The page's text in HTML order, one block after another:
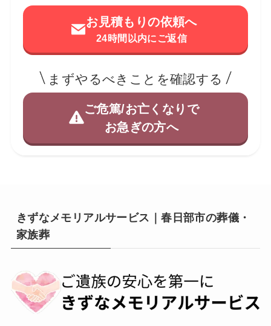
お見積もりの依頼へ
24時間以内にご返信
まずやるべきことを確認する
ご危篤/お亡くなりで
お急ぎの方へ
きずなメモリアルサービス｜春日部市の葬儀・
家族葬